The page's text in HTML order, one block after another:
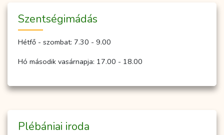
Szent­ség­imá­dás
Hétfő - szombat: 7.30 - 9.00
Hó második vasárnapja: 17.00 - 18.00
Plébániai iroda